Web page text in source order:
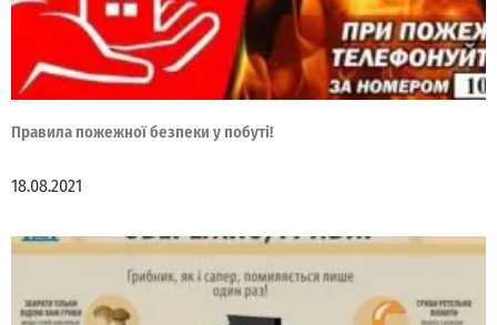
Правила пожежної безпеки у побуті!
18.08.2021